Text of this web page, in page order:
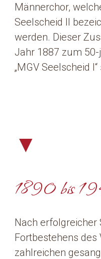
Männerchor,
Seelscheid II
werden. Dieser
Jahr 1887 zum
„MGV Seelscheid
▼
1890 bis
Nach erfolgreicher
Fortbestehens des
zahlreichen